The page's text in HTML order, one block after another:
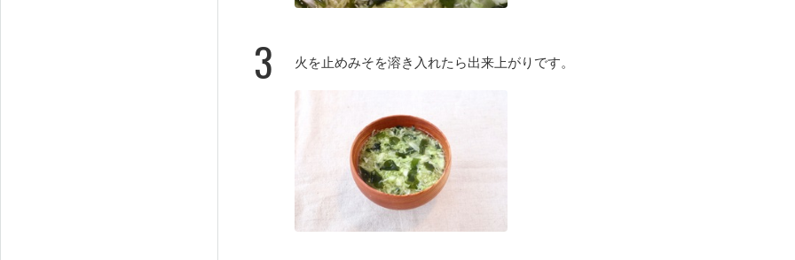
3 火を止めみそを溶き入れたら出来上がりです。